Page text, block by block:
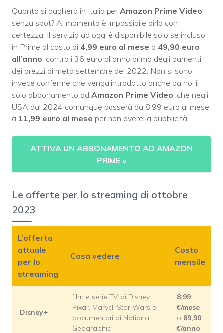
Quanto si pagherà in Italia per Amazon Prime Video
senza spot? Al momento è impossibile dirlo con
certezza. Il servizio ad oggi è disponibile solo se incluso
in Prime al costo di 4,99 euro al mese o 49,90 euro
all’anno , contro i 36 euro all’anno prima degli aumenti
dei prezzi di metà settembre del 2022. Non si sono
invece conferme che venga introdotto anche da noi il
solo abbonamento ad Amazon Prime Video , che negli
USA dal 2024 comunque passerà da 8,99 euro al mese
a 11,99 euro al mese per non avere la pubblicità.
ATTIVA UN ABBONAMENTO AD AMAZON
PRIME »
Le offerte per lo streaming di ottobre
2023
L’offerta
attuale
per lo
streaming
Cosa vedere
Costo
mensile
Disney+
film e serie TV di Disney,
Pixar, Marvel, Star Wars e
documentari di National
Geographic
8,99
€/mese
o 89,90
€/anno